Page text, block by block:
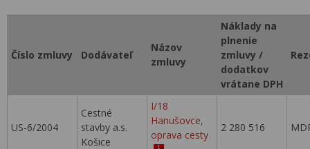
Číslo zmluvy Dodávateľ
Názov
zmluvy
Náklady na
plnenie
zmluvy /
dodatkov
vrátane DPH
US-6/2004
Cestné
stavby a.s.
Košice
I/18
Hanušovce,
oprava cesty
2 280 516